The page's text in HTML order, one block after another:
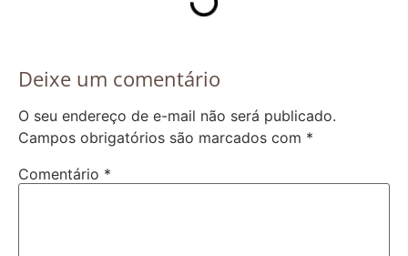
Deixe um comentário
O seu endereço de e-mail não será publicado.
Campos obrigatórios são marcados com *
Comentário *